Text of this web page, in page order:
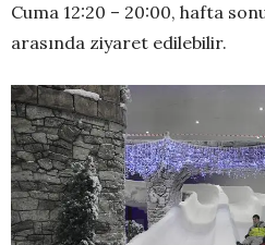
Cuma 12:20 – 20:00, hafta
arasında ziyaret edilebilir.